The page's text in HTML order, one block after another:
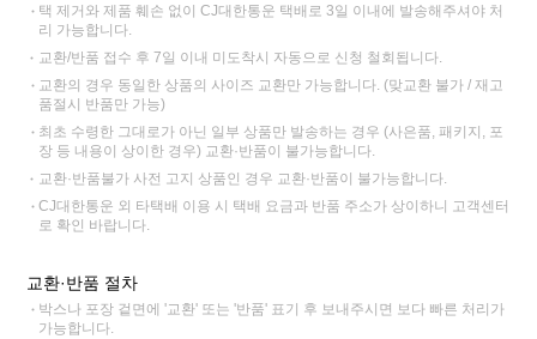
택 제거와 제품 훼손 없이 CJ대한통운 택배로 3일 이내에 발송해주셔야 처
리 가능합니다.
교환/반품 접수 후 7일 이내 미도착시 자동으로 신청 철회됩니다.
교환의 경우 동일한 상품의 사이즈 교환만 가능합니다. (맞교환 불가 / 재고
품절시 반품만 가능)
최초 수령한 그대로가 아닌 일부 상품만 발송하는 경우 (사은품, 패키지, 포
장 등 내용이 상이한 경우) 교환·반품이 불가능합니다.
교환·반품불가 사전 고지 상품인 경우 교환·반품이 불가능합니다.
CJ대한통운 외 타택배 이용 시 택배 요금과 반품 주소가 상이하니 고객센터
로 확인 바랍니다.
교환·반품 절차
박스나 포장 겉면에 '교환' 또는 '반품' 표기 후 보내주시면 보다 빠른 처리가
가능합니다.